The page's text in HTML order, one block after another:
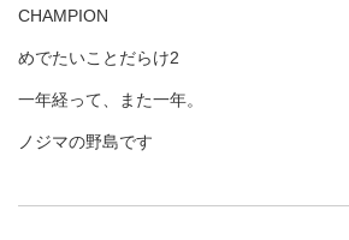
CHAMPION
めでたいことだらけ2
一年経って、また一年。
ノジマの野島です